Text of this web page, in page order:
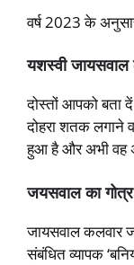
वर्ष 2023 के
यशस्वी जायसवाल
दोस्तों आपको बता
दोहरा शतक लगाने
हुआ है और अभी वह
जयसवाल का
जायसवाल कलवार
संबंधित व्यापक